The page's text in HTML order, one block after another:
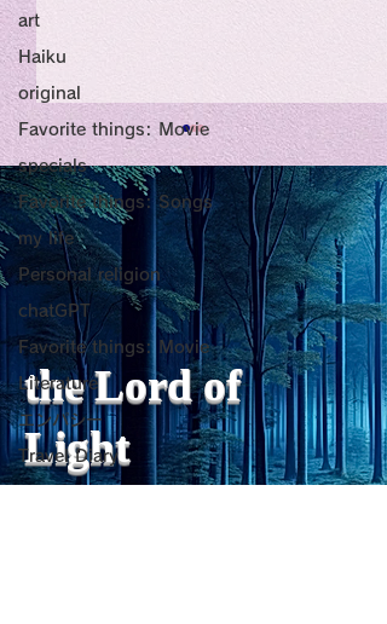
art
Haiku
original
Favorite things: Movie
specials
Favorite things: Songs
my life
Personal religion
chatGPT
Favorite things: Movie
Literature
エンパシー
Travel Diary
Title: Death Affirmation
as a Generator of
Mental Vitality
AbstractThis paper argues
that “death affirmation” is
fundamentally different
from the classical
psychological concept of
“death acceptance.”
Death acceptance tends
to function as an entropic
leveling
the Lord of
Light